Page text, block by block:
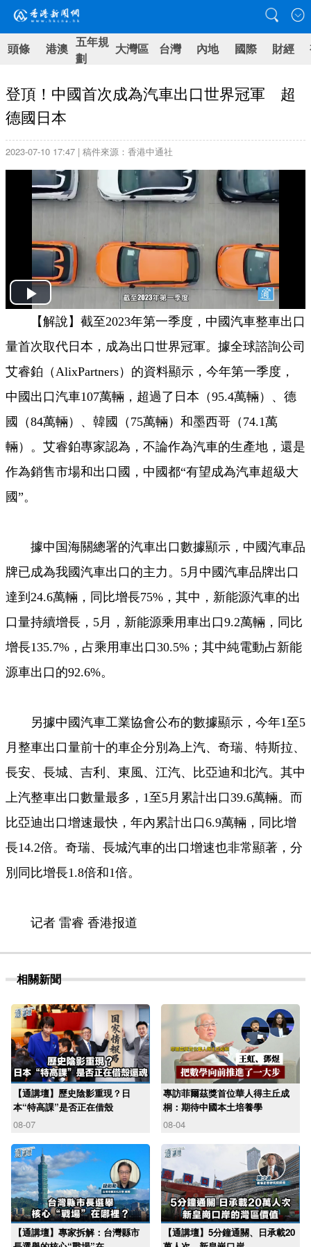
頭條 港澳 五年規
劃
大灣區 台灣 內地 國際 財經
登頂！中國首次成為汽車出口世界冠軍 超
德國日本
2023-07-10 17:47 | 稿件來源：香港中通社
Play
Video
【解說】截至2023年第一季度，中國汽車整車出口
量首次取代日本，成為出口世界冠軍。據全球諮詢公司
艾睿鉑（AlixPartners）的資料顯示，今年第一季度，
中國出口汽車107萬輛，超過了日本（95.4萬輛）、德
國（84萬輛）、韓國（75萬輛）和墨西哥（74.1萬
輛）。艾睿鉑專家認為，不論作為汽車的生產地，還是
作為銷售市場和出口國，中國都“有望成為汽車超級大
國”。
據中国海關總署的汽車出口數據顯示，中國汽車品
牌已成為我國汽車出口的主力。5月中國汽車品牌出口
達到24.6萬輛，同比增長75%，其中，新能源汽車的出
口量持續增長，5月，新能源乘用車出口9.2萬輛，同比
增長135.7%，占乘用車出口30.5%；其中純電動占新能
源車出口的92.6%。
另據中國汽車工業協會公布的數據顯示，今年1至5
月整車出口量前十的車企分別為上汽、奇瑞、特斯拉、
長安、長城、吉利、東風、江汽、比亞迪和北汽。其中
上汽整車出口數量最多，1至5月累計出口39.6萬輛。而
比亞迪出口增速最快，年內累計出口6.9萬輛，同比增
長14.2倍。奇瑞、長城汽車的出口增速也非常顯著，分
別同比增長1.8倍和1倍。
记者 雷睿 香港报道
相關新聞
【通講壇】歷史陰影重現？日
本“特高課”是否正在借殼
08-07
專訪菲爾茲獎首位華人得主丘成
桐：期待中國本土培養學
08-04
【通講壇】專家拆解：台灣縣市
【通講壇】5分鐘通關、日承載20